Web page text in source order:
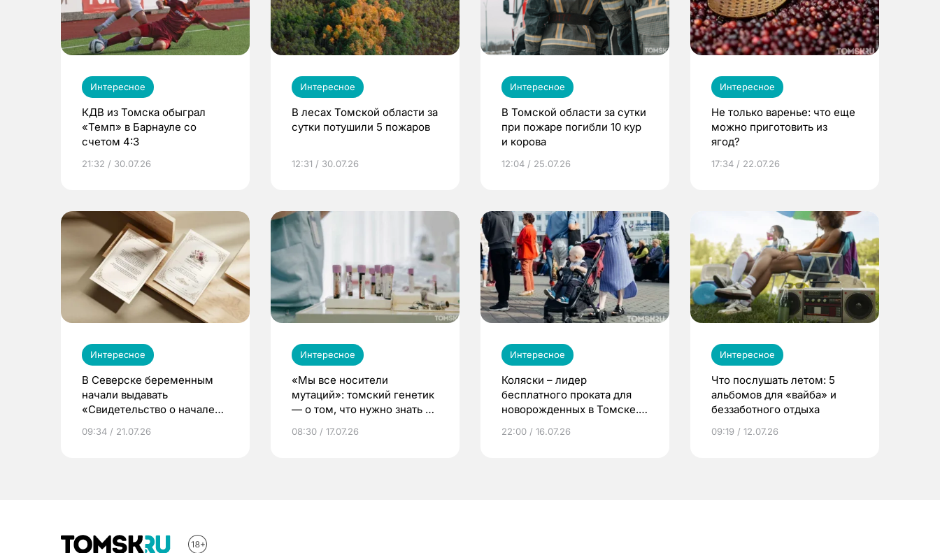
Интересное
КДВ из Томска обыграл
«Темп» в Барнауле со
счетом 4:3
21:32 / 30.07.26
Интересное
В лесах Томской области за
сутки потушили 5 пожаров
12:31 / 30.07.26
Интересное
В Томской области за сутки
при пожаре погибли 10 кур
и корова
12:04 / 25.07.26
Интересное
Не только варенье: что еще
можно приготовить из
ягод?
17:34 / 22.07.26
Интересное
В Северске беременным
начали выдавать
«Свидетельство о начале
09:34 / 21.07.26
Интересное
«Мы все носители
мутаций»: томский генетик
— о том, что нужно знать до
08:30 / 17.07.26
Интересное
Коляски – лидер
бесплатного проката для
новорожденных в Томске.
22:00 / 16.07.26
Интересное
Что послушать летом: 5
альбомов для «вайба» и
беззаботного отдыха
09:19 / 12.07.26